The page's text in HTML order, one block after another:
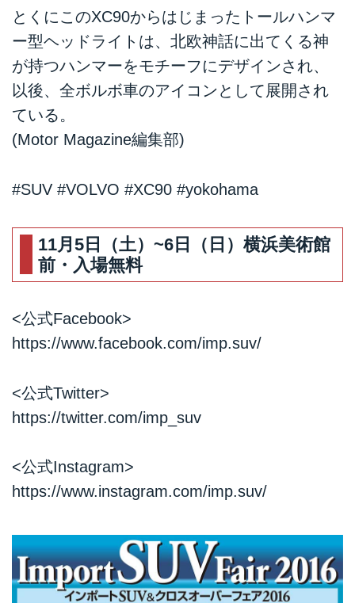
とくにこのXC90からはじまったトールハンマ
ー型ヘッドライトは、北欧神話に出てくる神
が持つハンマーをモチーフにデザインされ、
以後、全ボルボ車のアイコンとして展開され
ている。
(Motor Magazine編集部)
#SUV #VOLVO #XC90 #yokohama
11月5日（土）~6日（日）横浜美術館
前・入場無料
<公式Facebook>
https://www.facebook.com/imp.suv/
<公式Twitter>
https://twitter.com/imp_suv
<公式Instagram>
https://www.instagram.com/imp.suv/